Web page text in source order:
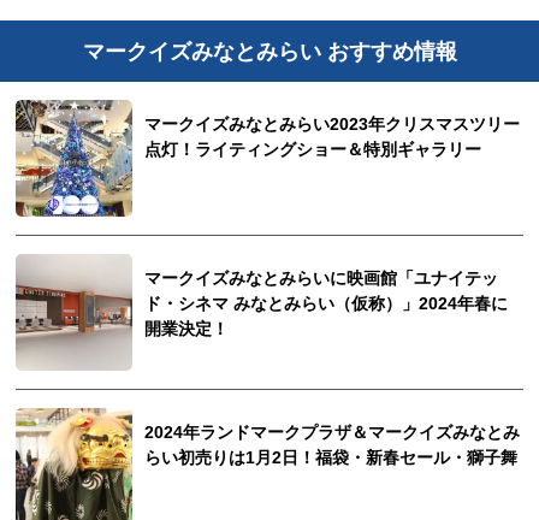
マークイズみなとみらい おすすめ情報
マークイズみなとみらい2023年クリスマスツリー
点灯！ライティングショー＆特別ギャラリー
マークイズみなとみらいに映画館「ユナイテッ
ド・シネマ みなとみらい（仮称）」2024年春に
開業決定！
2024年ランドマークプラザ＆マークイズみなとみ
らい初売りは1月2日！福袋・新春セール・獅子舞